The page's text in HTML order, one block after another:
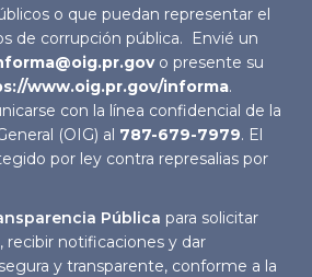
o que puedan representar el
de corrupción pública. Envié un
o presente su
www.oig.pr.gov/informa.
con la línea confidencial de la
(OIG) al 787-679-7979. El
por ley contra represalias por
Pública para solicitar
recibir notificaciones y dar
y transparente, conforme a la